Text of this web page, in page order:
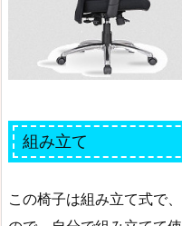
組み立て
この椅子は組み立て式で